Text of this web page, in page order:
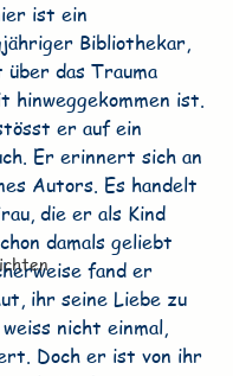
ist ein
Bibliothekar,
das Trauma
hinweggekommen ist.
er auf ein
Er erinnert sich an
Autors. Es handelt
die er als Kind
damals geliebt
fand er
ihr seine Liebe zu
nicht einmal,
Doch er ist von ihr